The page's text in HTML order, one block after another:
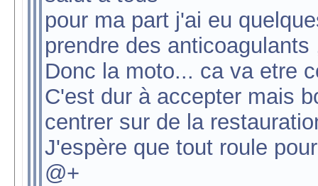
pour ma part j'ai eu
prendre des
Donc la moto... ca va etre
C'est dur à accepter mais
centrer sur de la
J'espère que tout roule
@+